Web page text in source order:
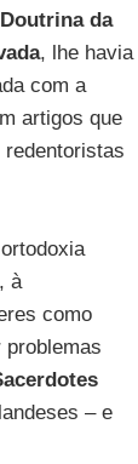
da
, lhe havia
com a
artigos que
à
como
– e